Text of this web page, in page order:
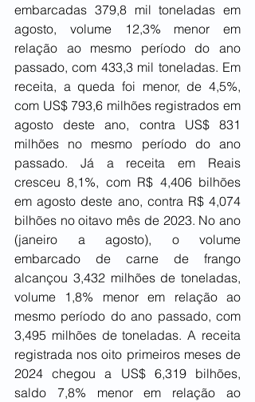
embarcadas 379,8 mil toneladas em
agosto, volume 12,3% menor em
relação ao mesmo período do ano
passado, com 433,3 mil toneladas. Em
receita, a queda foi menor, de 4,5%,
com US$ 793,6 milhões registrados em
agosto deste ano, contra US$ 831
milhões no mesmo período do ano
passado. Já a receita em Reais
cresceu 8,1%, com R$ 4,406 bilhões
em agosto deste ano, contra R$ 4,074
bilhões no oitavo mês de 2023. No ano
(janeiro a agosto), o volume
embarcado de carne de frango
alcançou 3,432 milhões de toneladas,
volume 1,8% menor em relação ao
mesmo período do ano passado, com
3,495 milhões de toneladas. A receita
registrada nos oito primeiros meses de
2024 chegou a US$ 6,319 bilhões,
saldo 7,8% menor em relação ao